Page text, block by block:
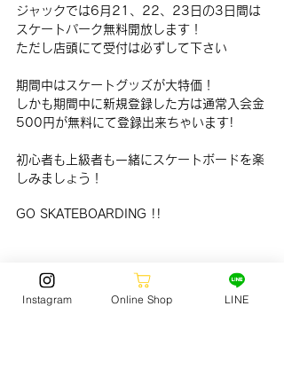
ジャックでは6月21、22、23日の3日間は
スケートパーク無料開放します！
ただし店頭にて受付は必ずして下さい
期間中はスケートグッズが大特価！
しかも期間中に新規登録した方は通常入会金
500円が無料にて登録出来ちゃいます!
初心者も上級者も一緒にスケートボードを楽
しみましょう！
GO SKATEBOARDING !!
SKATEInstagram Online Shop LINE